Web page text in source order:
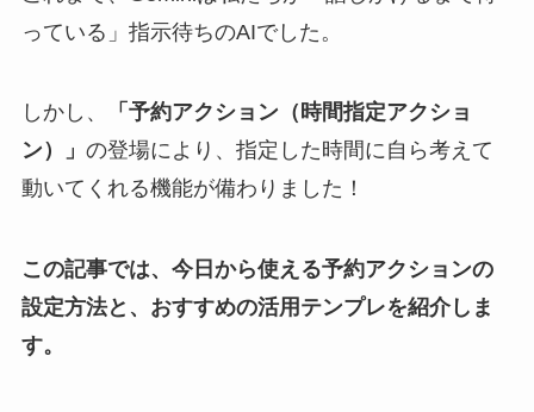
っている」指示待ちのAIでした。
しかし、
「予約アクション（時間指定アクショ
ン）」 の登場により、指定した時間に自ら考えて
動いてくれる機能が備わりました！
この記事では、今日から使える予約アクションの
設定方法と、おすすめの活用テンプレを紹介しま
す。